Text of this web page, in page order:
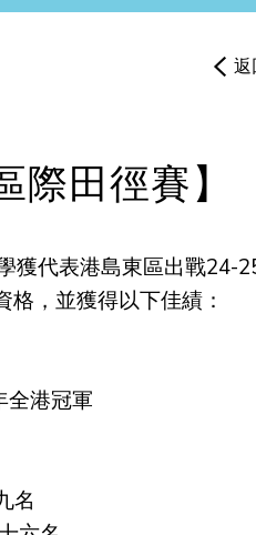
返
際田徑賽】
獲代表港島東區出戰24-
，並獲得以下佳績：
全港冠軍
名